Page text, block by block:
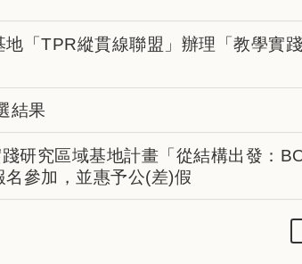
「TPR縱貫線聯盟」辦理「教學實
結果
研究區域基地計畫「從結構出發：
參加，並惠予公(差)假